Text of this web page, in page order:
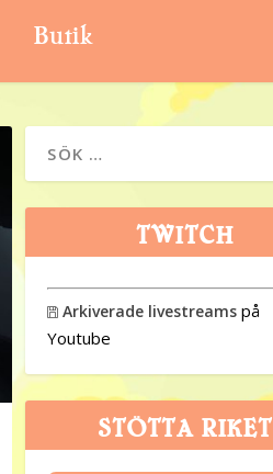
Butik
TWITCH
 Arkiverade livestreams på
Youtube
STÖTTA RIKET